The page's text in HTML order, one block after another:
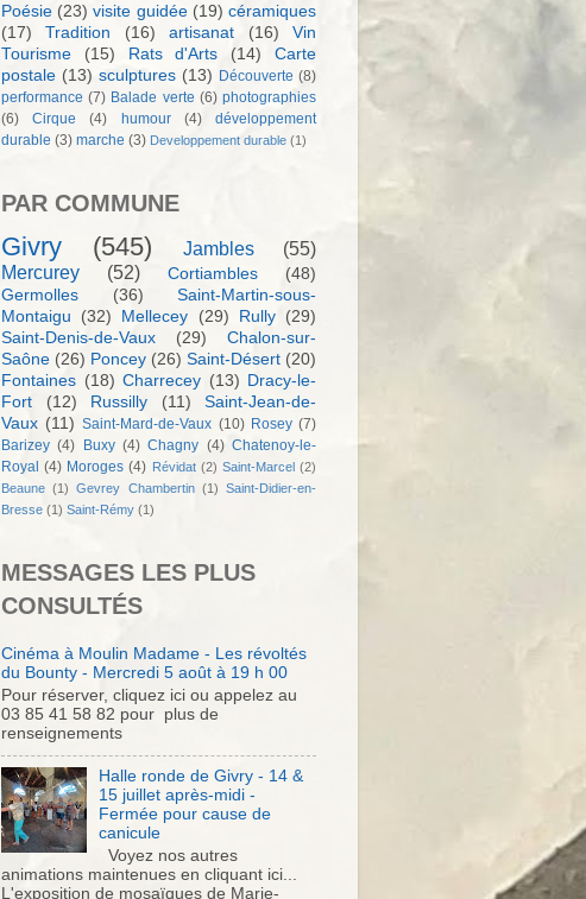
Poésie (23) visite guidée (19) céramiques
(17)
Tradition (16) artisanat (16)
Vin
Tourisme
(15) Rats d'Arts (14)
Carte
postale (13) sculptures (13) Découverte (8)
performance (7) Balade verte (6) photographies
(6)
Cirque (4) humour (4)
développement
durable (3) marche (3) Developpement durable (1)
PAR COMMUNE
Givry (545) Jambles
(55)
Mercurey
(52) Cortiambles
(48)
Germolles
(36)
Saint-Martin-sous-
Montaigu
(32) Mellecey (29) Rully
(29)
Saint-Denis-de-Vaux
(29)
Chalon-sur-
Saône (26) Poncey (26) Saint-Désert (20)
Fontaines (18) Charrecey (13) Dracy-le-
Fort
(12) Russilly (11)
Saint-Jean-de-
Vaux (11) Saint-Mard-de-Vaux (10) Rosey (7)
Barizey (4) Buxy (4) Chagny (4) Chatenoy-le-
Royal (4) Moroges (4) Révidat (2) Saint-Marcel (2)
Beaune (1) Gevrey Chambertin (1) Saint-Didier-en-
Bresse (1) Saint-Rémy (1)
MESSAGES LES PLUS
CONSULTÉS
Cinéma à Moulin Madame - Les révoltés
du Bounty - Mercredi 5 août à 19 h 00
Pour réserver, cliquez ici ou appelez au
03 85 41 58 82 pour plus de
renseignements
Halle ronde de Givry - 14 &
15 juillet après-midi -
Fermée pour cause de
canicule
Voyez nos autres
animations maintenues en cliquant ici...
L'exposition de mosaïques de Marie-